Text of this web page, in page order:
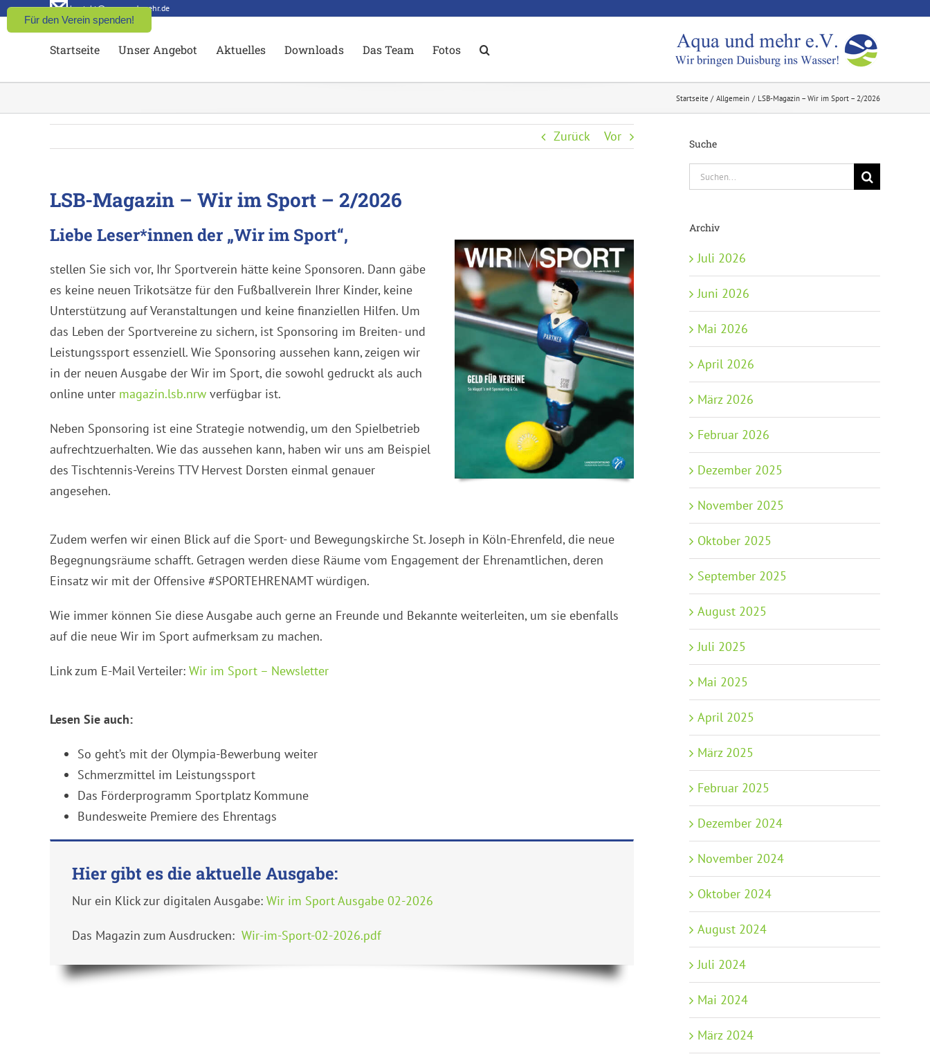
Zum
Inhalt
kontakt@aqua-und-mehr.de
Startseite Unser Angebot Aktuelles Downloads Das Team Fotos
Startseite Allgemein LSB-Magazin – Wir im Sport – 2/2026
Zurück Vor
LSB-Magazin – Wir im Sport – 2/2026
Liebe Leser*innen der „Wir im Sport“,
stellen Sie sich vor, Ihr Sportverein hätte keine Sponsoren. Dann gäbe
es keine neuen Trikotsätze für den Fußballverein Ihrer Kinder, keine
Unterstützung auf Veranstaltungen und keine finanziellen Hilfen. Um
das Leben der Sportvereine zu sichern, ist Sponsoring im Breiten- und
Leistungssport essenziell. Wie Sponsoring aussehen kann, zeigen wir
in der neuen Ausgabe der Wir im Sport, die sowohl gedruckt als auch
online unter magazin.lsb.nrw verfügbar ist.
Neben Sponsoring ist eine Strategie notwendig, um den Spielbetrieb
aufrechtzuerhalten. Wie das aussehen kann, haben wir uns am Beispiel
des Tischtennis-Vereins TTV Hervest Dorsten einmal genauer
angesehen.
Zudem werfen wir einen Blick auf die Sport- und Bewegungskirche St. Joseph in Köln-Ehrenfeld, die neue
Begegnungsräume schafft. Getragen werden diese Räume vom Engagement der Ehrenamtlichen, deren
Einsatz wir mit der Offensive #SPORTEHRENAMT würdigen.
Wie immer können Sie diese Ausgabe auch gerne an Freunde und Bekannte weiterleiten, um sie ebenfalls
auf die neue Wir im Sport aufmerksam zu machen.
Link zum E-Mail Verteiler: Wir im Sport – Newsletter
Lesen Sie auch:
So geht’s mit der Olympia-Bewerbung weiter
Schmerzmittel im Leistungssport
Das Förderprogramm Sportplatz Kommune
Bundesweite Premiere des Ehrentags
Hier gibt es die aktuelle Ausgabe:
Nur ein Klick zur digitalen Ausgabe: Wir im Sport Ausgabe 02-2026
Das Magazin zum Ausdrucken: Wir-im-Sport-02-2026.pdf
Suche
Suche
nach:
Archiv
Juli 2026
Juni 2026
Mai 2026
April 2026
März 2026
Februar 2026
Dezember 2025
November 2025
Oktober 2025
September 2025
August 2025
Juli 2025
Mai 2025
April 2025
März 2025
Februar 2025
Dezember 2024
November 2024
Oktober 2024
August 2024
Juli 2024
Mai 2024
März 2024
Für den Verein spenden!